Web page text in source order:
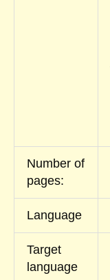
Number of
pages:
Language
Target
language